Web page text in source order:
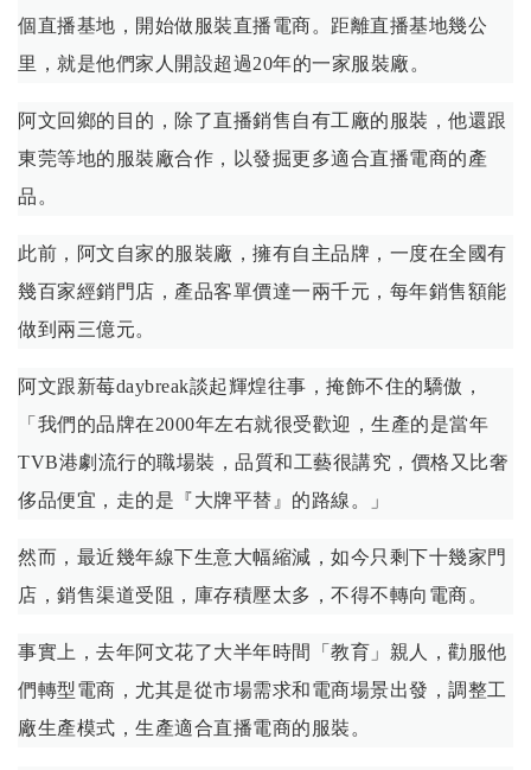
個直播基地，開始做服裝直播電商。距離直播基地幾公
里，就是他們家人開設超過20年的一家服裝廠。
阿文回鄉的目的，除了直播銷售自有工廠的服裝，他還跟
東莞等地的服裝廠合作，以發掘更多適合直播電商的產
品。
此前，阿文自家的服裝廠，擁有自主品牌，一度在全國有
幾百家經銷門店，產品客單價達一兩千元，每年銷售額能
做到兩三億元。
阿文跟新莓daybreak談起輝煌往事，掩飾不住的驕傲，
「我們的品牌在2000年左右就很受歡迎，生產的是當年
TVB港劇流行的職場裝，品質和工藝很講究，價格又比奢
侈品便宜，走的是『大牌平替』的路線。」
然而，最近幾年線下生意大幅縮減，如今只剩下十幾家門
店，銷售渠道受阻，庫存積壓太多，不得不轉向電商。
事實上，去年阿文花了大半年時間「教育」親人，勸服他
們轉型電商，尤其是從市場需求和電商場景出發，調整工
廠生產模式，生產適合直播電商的服裝。